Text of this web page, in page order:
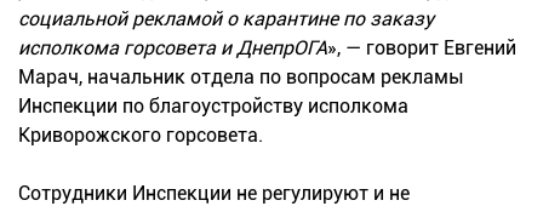
социальной рекламой о карантине по заказу
исполкома горсовета и ДнепрОГА», — говорит Евгений
Марач, начальник отдела по вопросам рекламы
Инспекции по благоустройству исполкома
Криворожского горсовета.
Сотрудники Инспекции не регулируют и не